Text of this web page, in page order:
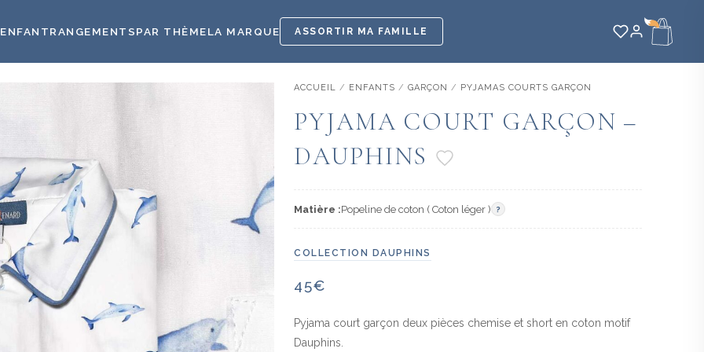
ENFANTRANGEMENTSPAR THÈMELA MARQUE ASSORTIR MA FAMILLE
ACCUEIL / ENFANTS / GARÇON / PYJAMAS COURTS GARÇON
PYJAMA COURT GARÇON –
DAUPHINS
Matière :Popeline de coton ( Coton léger ) ?
COLLECTION DAUPHINS
45€
Pyjama court garçon deux pièces chemise et short en coton motif
Dauphins.